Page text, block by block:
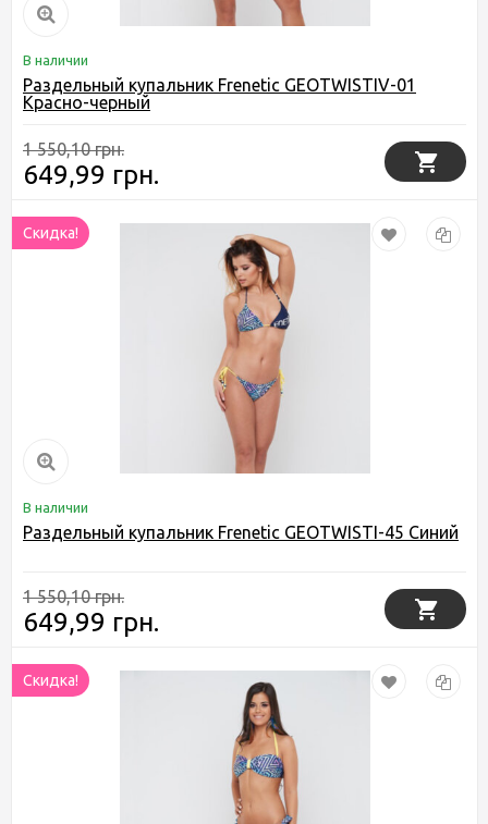
В наличии
Раздельный купальник Frenetic GEOTWISTIV-01
Красно-черный
1 550,10 грн.
649,99 грн.
Скидка!
В наличии
Раздельный купальник Frenetic GEOTWISTI-45 Синий
1 550,10 грн.
649,99 грн.
Скидка!